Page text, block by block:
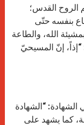
الروح القدس؛
بنفسه حتّى
الله، والطاعة
“إذاً، إنّ المسيحيّ
الشهادة: “الشهادة
كما يشهد على